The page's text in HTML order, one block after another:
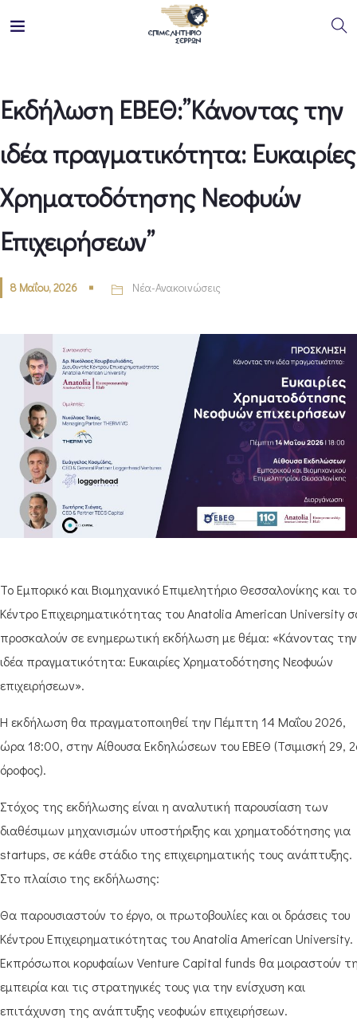
Εκδήλωση ΕΒΕΘ:”Κάνοντας την
ιδέα πραγματικότητα: Ευκαιρίες
Χρηματοδότησης Νεοφυών
Επιχειρήσεων”
8 Μαΐου, 2026 Νέα-Ανακοινώσεις
Το Εμπορικό και Βιομηχανικό Επιμελητήριο Θεσσαλονίκης και το
Κέντρο Επιχειρηματικότητας του Anatolia American University
προσκαλούν σε ενημερωτική εκδήλωση με θέμα: «Κάνοντας την
ιδέα πραγματικότητα: Ευκαιρίες Χρηματοδότησης Νεοφυών
επιχειρήσεων».
Η εκδήλωση θα πραγματοποιηθεί την Πέμπτη 14 Μαΐου 2026,
ώρα 18:00, στην Αίθουσα Εκδηλώσεων του ΕΒΕΘ (Τσιμισκή 29,
όροφος).
Στόχος της εκδήλωσης είναι η αναλυτική παρουσίαση των
διαθέσιμων μηχανισμών υποστήριξης και χρηματοδότησης για
startups, σε κάθε στάδιο της επιχειρηματικής τους ανάπτυξης.
Στο πλαίσιο της εκδήλωσης:
Θα παρουσιαστούν το έργο, οι πρωτοβουλίες και οι δράσεις του
Κέντρου Επιχειρηματικότητας του Anatolia American University.
Εκπρόσωποι κορυφαίων Venture Capital funds θα μοιραστούν
εμπειρία και τις στρατηγικές τους για την ενίσχυση και
επιτάχυνση της ανάπτυξης νεοφυών επιχειρήσεων.